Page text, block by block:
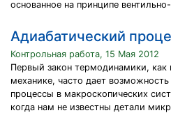
основанное на принципе
Адиабатический
Контрольная работа, 15 Мая 2012
Первый закон термодинамики, как
механике, часто дает
процессы в макроскопических
когда нам не известны детали